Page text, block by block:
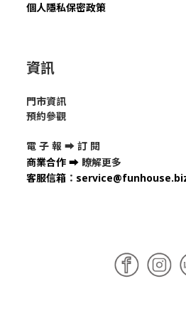
個人隱私保密政策
資訊
門市資訊
預約參觀
電 子 報 ➡ 訂 閱
商業合作 ➡ 瞭解更多
客服信箱 ：